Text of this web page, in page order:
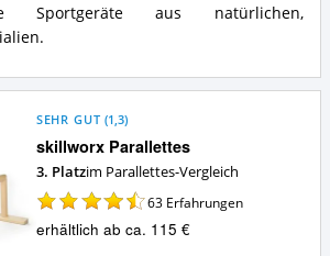
Sportgeräte aus natürlichen,
skillworx Parallettes
SEHR GUT (1,3)
3. Platzim Parallettes-Vergleich
63 Erfahrungen
erhältlich ab ca. 115 €